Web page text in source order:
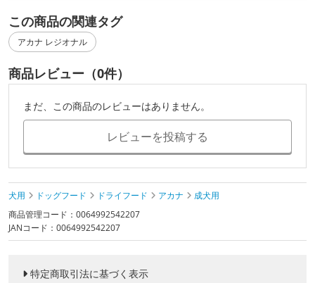
この商品の関連タグ
アカナ レジオナル
商品レビュー（0件）
まだ、この商品のレビューはありません。
レビューを投稿する
犬用 ドッグフード ドライフード アカナ
成犬用
商品管理コード：0064992542207
JANコード：0064992542207
特定商取引法に基づく表示